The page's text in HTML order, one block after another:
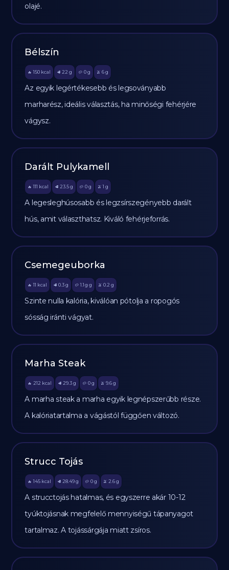
olajé.
Bélszín
🔥 150 kcal 🥩 22 g 🥔 0g 🫒 6 g
Az egyik legértékesebb és legsoványabb
marharész, ideális választás, ha minőségi fehérjére
vágysz.
Darált Pulykamell
🔥 111 kcal 🥩 23.5 g 🥔 0g 🫒 1 g
A legesleghúsosabb és legzsírszegényebb darált
hús, amit választhatsz. Kiváló fehérjeforrás.
Csemegeuborka
🔥 11 kcal 🥩 0.3 g 🥔 1.1 g g 🫒 0.2 g
Szinte nulla kalória, kiválóan pótolja a ropogós
sósság iránti vágyat.
Marha Steak
🔥 212 kcal 🥩 29.3 g 🥔 0g 🫒 9.6 g
A marha steak a marha egyik legnépszerűbb része.
A kalóriatartalma a vágástól függően változó.
Strucc Tojás
🔥 145 kcal 🥩 28.49 g 🥔 0g 🫒 2.6 g
A strucctojás hatalmas, és egyszerre akár 10-12
tyúktojásnak megfelelő mennyiségű tápanyagot
tartalmaz. A tojássárgája miatt zsíros.